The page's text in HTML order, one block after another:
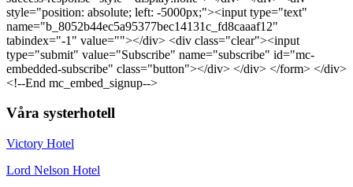
style="position: absolute; left: -5000px;"><input type="text"
name="b_8052b44ec5a95377bec14131c_fd8caaaf12"
tabindex="-1" value=""></div> <div class="clear"><input
type="submit" value="Subscribe" name="subscribe" id="mc-
embedded-subscribe" class="button"></div> </div> </form> </div>
<!--End mc_embed_signup-->
Våra systerhotell
Victory Hotel
Lord Nelson Hotel